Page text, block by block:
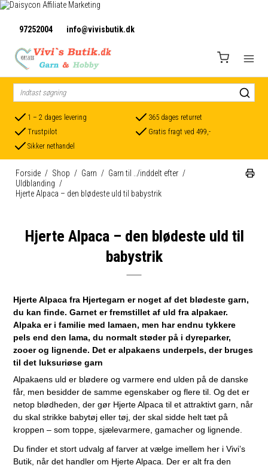
97252004 info@vivisbutik.dk
1 – 2 dages levering
365 dages returret
Trustpilot
Gratis fragt ved 499,-
Sikker nethandel
Forside / Shop / Garn / Garn til ../inddelt efter /
Uldblanding /
Hjerte Alpaca – den blødeste uld til babystrik
Hjerte Alpaca – den blødeste uld til
babystrik
Hjerte Alpaca fra Hjertegarn er noget af det blødeste garn,
du kan finde. Garnet er fremstillet af uld fra alpakaer.
Alpaka er i familie med lamaen, men har endnu tykkere
pels end den lama, du normalt støder på i dyreparker,
zooer og lignende. Det er alpakaens underpels, der bruges
til det luksuriøse garn
Alpakaens uld er blødere og varmere end ulden på de danske
får, men besidder de samme egenskaber og flere til. Og det er
netop blødheden, der gør Hjerte Alpaca til et attraktivt garn, når
du skal strikke babytøj eller tøj, der skal sidde helt tæt på
kroppen – som toppe, sjælevarmere, gamacher og lignende.
Du finder et stort udvalg af farver at vælge imellem her i Vivi’s
Butik, når det handler om Hjerte Alpaca. Der er alt fra den